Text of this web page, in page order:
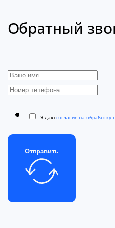
Обратный
Я даю согласие на
Отправить